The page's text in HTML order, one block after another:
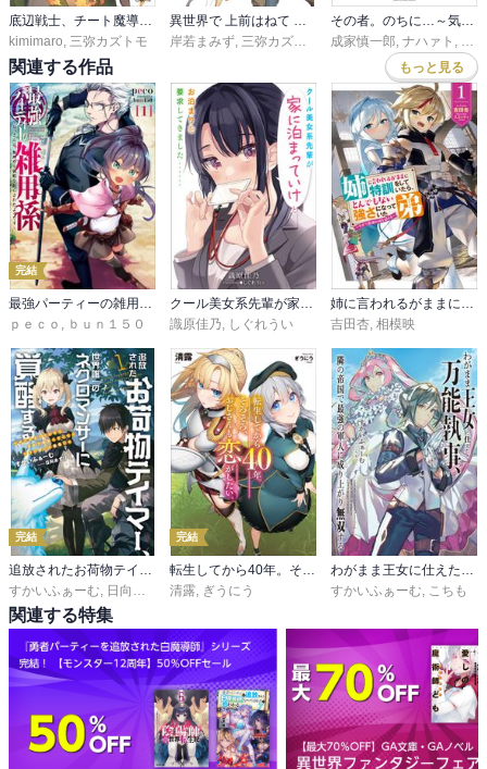
kimimaro 三弥カズトモ
岸若まみず 三弥カズトモ
成家慎一郎 ナハァト
関連する作品 もっと見る
完結
最強パーティーの雑用係～おっさんは、無理やり休暇を取らされたようです～
ｐｅｃｏ , ｂｕｎ１５０
クール美女系先輩が家に泊まっていけとお泊まりを要求してきました……
識原佳乃, しぐれうい
姉に言われるがままに特訓をしていたら、とんでもない強さになっていた弟
吉田杏, 相模映
完結
すかいふぁーむ
日向あずり
完結
清露 ぎうにう
すかいふぁーむ
こちも
関連する特集